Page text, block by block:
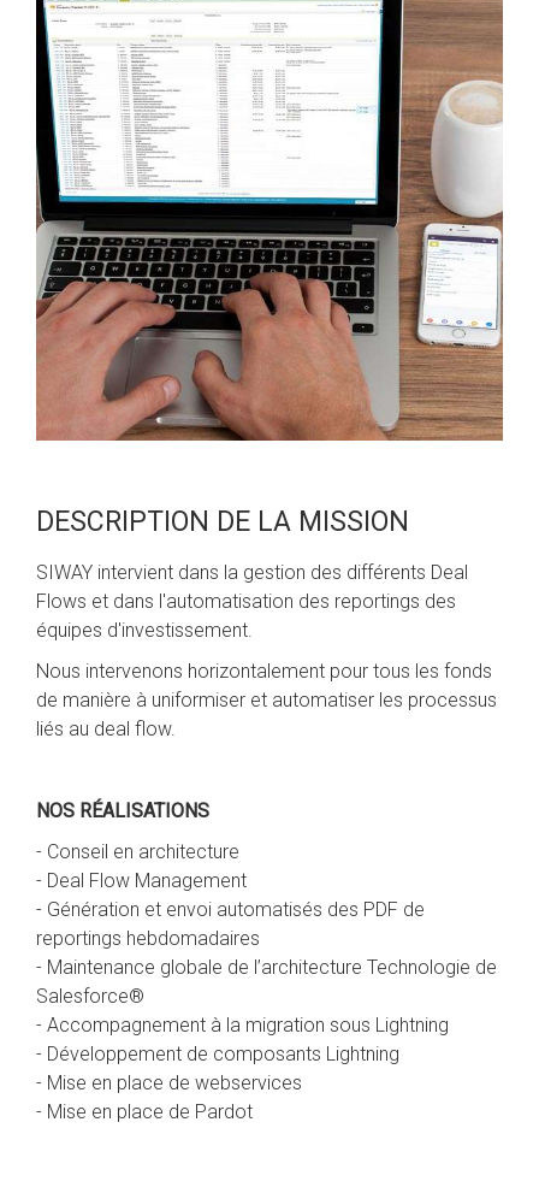
DESCRIPTION DE LA MISSION
SIWAY intervient dans la gestion des différents Deal
Flows et dans l'automatisation des reportings des
équipes d'investissement.
Nous intervenons horizontalement pour tous les fonds
de manière à uniformiser et automatiser les processus
liés au deal flow.
NOS RÉALISATIONS
- Conseil en architecture
- Deal Flow Management
- Génération et envoi automatisés des PDF de
reportings hebdomadaires
- Maintenance globale de l’architecture Technologie de
Salesforce®
- Accompagnement à la migration sous Lightning
- Développement de composants Lightning
- Mise en place de webservices
- Mise en place de Pardot